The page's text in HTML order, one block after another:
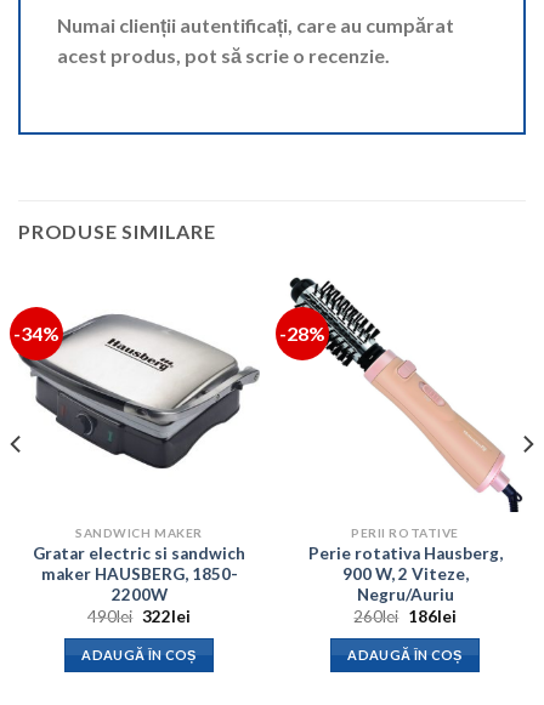
Numai clienții autentificați, care au cumpărat
acest produs, pot să scrie o recenzie.
PRODUSE SIMILARE
-34%
SANDWICH MAKER
Gratar electric si sandwich
maker HAUSBERG, 1850-
2200W
490lei Prețul
a
fost:
490lei.
322leiPrețul
este:
322lei.
ADAUGĂ ÎN COȘ
-28%
PERII ROTATIVE
Perie rotativa Hausberg,
900 W, 2 Viteze,
Negru/Auriu
260lei Prețul
a
fost:
260lei.
186leiPrețul
este:
186lei.
ADAUGĂ ÎN COȘ